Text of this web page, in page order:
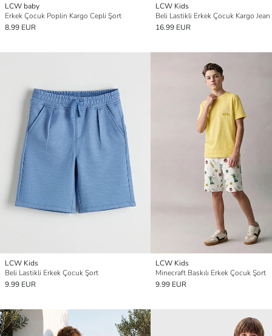
LCW baby
Erkek Çocuk Poplin Kargo Cepli Şort
8.99 EUR
LCW Kids
Beli Lastikli Erkek Çocuk Kargo
16.99 EUR
LCW Kids
Beli Lastikli Erkek Çocuk Şort
9.99 EUR
LCW Kids
Minecraft Baskılı Erkek Çocuk Şort
9.99 EUR